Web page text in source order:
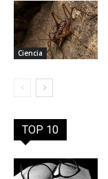
Ciencia
TOP 10